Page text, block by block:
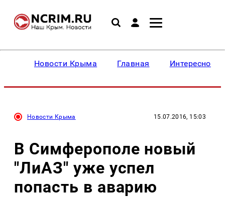
Новости Крыма Главная Интересное
Новости Крыма 15.07.2016, 15:03
В Симферополе новый
"ЛиАЗ" уже успел
попасть в аварию